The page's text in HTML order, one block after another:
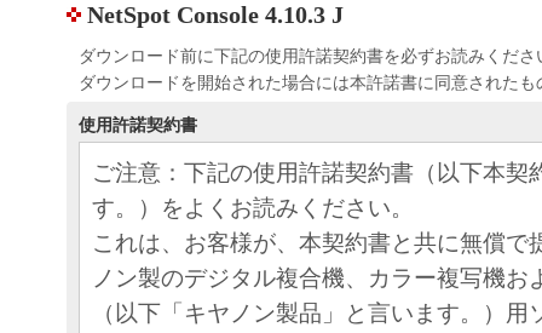
NetSpot Console 4.10.3 J
ダウンロード前に下記の使用許諾契約書を必ずお読みくださ
ダウンロードを開始された場合には本許諾書に同意された
使用許諾契約書
ご注意：下記の使用許諾契約書（以下本契
す。）をよくお読みください。
これは、お客様が、本契約書と共に無償で
ノン製のデジタル複合機、カラー複写機お
（以下「キヤノン製品」と言います。）用